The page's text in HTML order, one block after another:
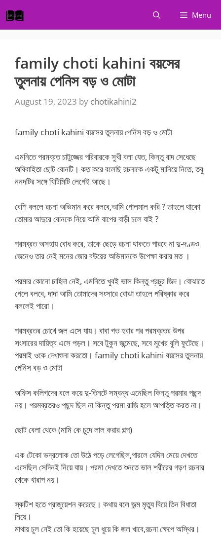
to
content
Menu
family choti kahini বয়সের
তুলনায় পেনিস বড় ও মোটা
August 19, 2023 by chotikahini2
family choti kahini বয়সের তুলনায় পেনিস বড় ও মোটা
এমনিতে পরমব্রত চাটুজ্জের পরিবারকে সুখী বলা যেত, কিন্তু বাদ সেধেছে
অবিবাহিতা ছোট বোনটি। কত করে বলেছি রচনাকে একটু মানিয়ে নিতে, তবু
ননদটির সঙ্গে খিটিমিটি লেগেই আছে।
বেশি বললে রচনা অভিমান করে বলবে,আমি গোলমাল করি ? তাহলে থাকো
তোমার আদুরে বোনকে নিয়ে আমি বাপের বাড়ী চলে যাই ?
পরমব্রত অসহায় বোধ করে, তাকে ছেড়ে রচনা থাকতে পারবে না দু-দণ্ডও
জেনেও তার নেই মনের জোর বউয়ের অভিমানকে উপেক্ষা করার মত ।
পরমার কোনো চাহিদা নেই, এমনিতে খুবই ভাল কিন্তু প্রচুর জিদ। বোঝাতে
গেলে বলবে, দাদা আমি তোমাদের সংসারে বোঝা তাহলে পরিষ্কার করে
বললেই পারো।
পরমব্রতর চোখে জল এসে যায়। বাবা গত হবার পর পরমব্রতর উপর
সংসারের দায়িত্ব এসে পড়ল। সবে টুকুন জন্মেছে, সবে মুখের বুলি ফুটেছে।
পরমাই ওকে দেখাশুনা করতো। family choti kahini বয়সের তুলনায়
পেনিস বড় ও মোটা
অফিস কলিগদের বলে কয়ে দু-তিনটে সম্বন্ধ এনেছিল কিন্তু পরমার পছন্দ
নয়। পরমব্রতরও পছন্দ ছিল না কিন্তু পরমা রাজি হলে আপত্তি করত না।
ছোট বেলা থেকে (মামি কে চুদে লাল করার গল্প)
এক টেকো ভদ্রলোক তো উঠে পড়ে লেগেছিল,পারলে যেদিন মেয়ে দেখতে
এসেছিল সেদিনই নিয়ে যায়। পরমা দেখতে শুনতে ভাল শরীরের গড়ণ রচনার
থেকে খারাপ নয়।
স্কটিশ হতে গ্রাজুয়েশন করেছে। কথায় বলে জন্ম মৃত্যু বিয়ে তিন বিধাতা
নিয়ে।
মাথায় চুল নেই তো কি হয়েছে চুল ধুয়ে কি জল খাবে,রচনা ক্ষেপে অস্থির।